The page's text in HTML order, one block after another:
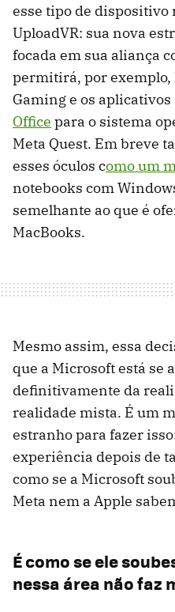
esse tipo de dispositivo
UploadVR: sua nova
focada em sua aliança
permitirá, por exemplo,
Gaming e os aplicativos
Office para o sistema
Meta Quest. Em breve
esses óculos como um
notebooks com
semelhante ao que é
MacBooks.
Mesmo assim, essa
que a Microsoft está se
definitivamente da
realidade mista. É um
estranho para fazer
experiência depois de
como se a Microsoft
Meta nem a Apple
É como se ele
nessa área não faz